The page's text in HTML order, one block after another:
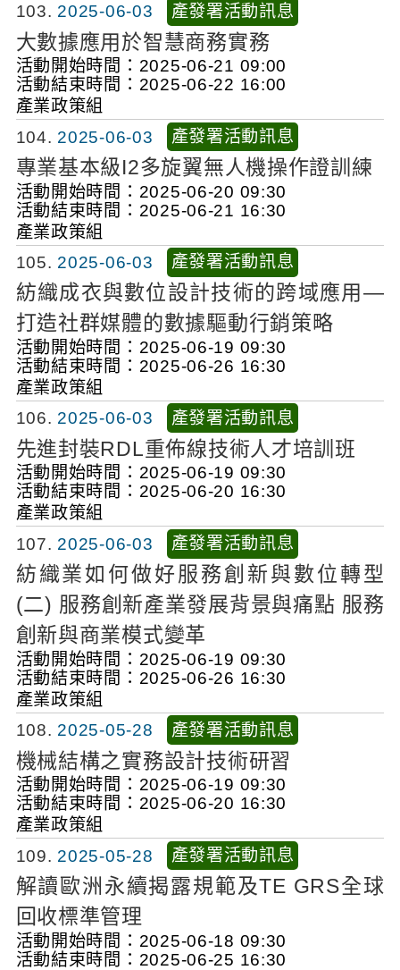
103
2025-06-03 產發署活動訊息
大數據應用於智慧商務實務
活動開始時間：2025-06-21 09:00
活動結束時間：2025-06-22 16:00
產業政策組
104
2025-06-03 產發署活動訊息
專業基本級I2多旋翼無人機操作證訓練
活動開始時間：2025-06-20 09:30
活動結束時間：2025-06-21 16:30
產業政策組
105
2025-06-03 產發署活動訊息
紡織成衣與數位設計技術的跨域應用—
打造社群媒體的數據驅動行銷策略
活動開始時間：2025-06-19 09:30
活動結束時間：2025-06-26 16:30
產業政策組
106
2025-06-03 產發署活動訊息
先進封裝RDL重佈線技術人才培訓班
活動開始時間：2025-06-19 09:30
活動結束時間：2025-06-20 16:30
產業政策組
107
2025-06-03 產發署活動訊息
紡織業如何做好服務創新與數位轉型
(二) 服務創新產業發展背景與痛點 服務
創新與商業模式變革
活動開始時間：2025-06-19 09:30
活動結束時間：2025-06-26 16:30
產業政策組
108
2025-05-28 產發署活動訊息
機械結構之實務設計技術研習
活動開始時間：2025-06-19 09:30
活動結束時間：2025-06-20 16:30
產業政策組
109
2025-05-28 產發署活動訊息
解讀歐洲永續揭露規範及TE GRS全球
回收標準管理
活動開始時間：2025-06-18 09:30
活動結束時間：2025-06-25 16:30